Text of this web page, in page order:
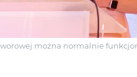
można normalnie